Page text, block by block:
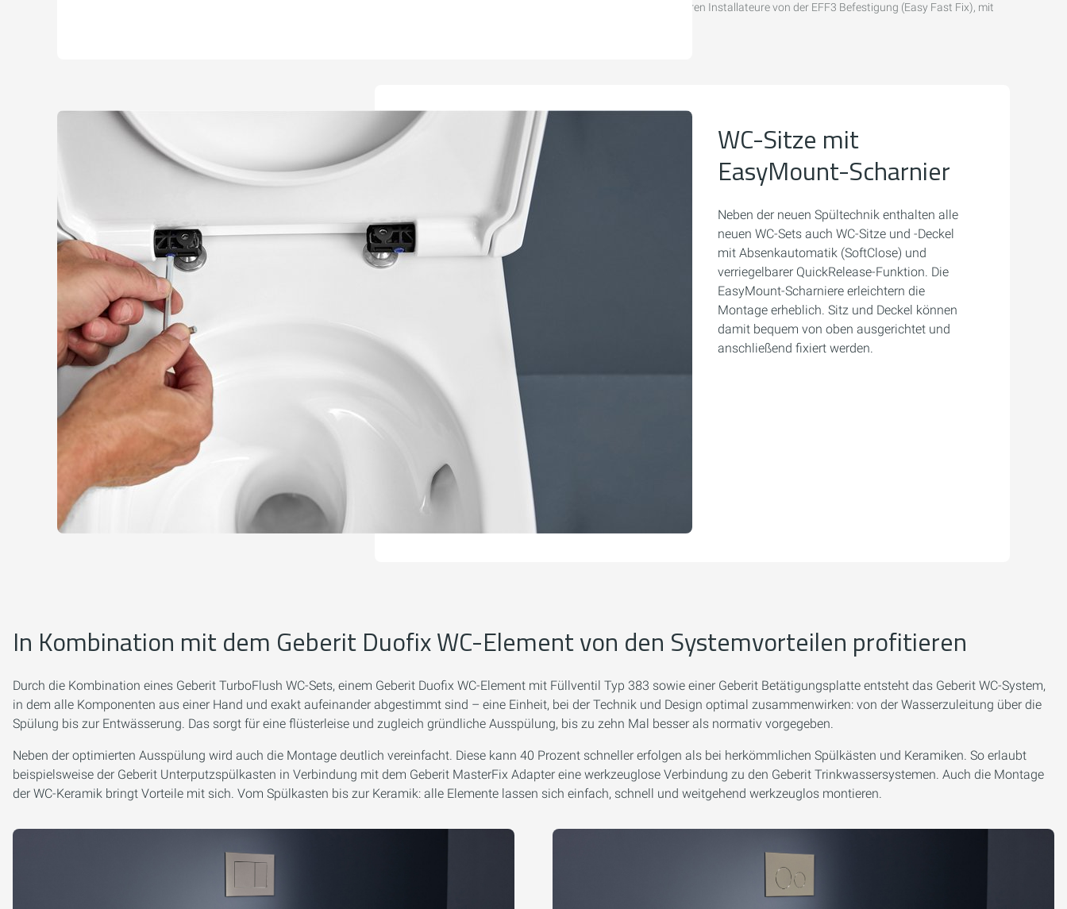
Bei der Montage seitlich geschlossener WC-Keramiken profitieren Installateure von der EFF3 Befestigung (Easy Fast Fix), mit
WC-Sitze mit
EasyMount-Scharnier
Neben der neuen Spültechnik enthalten alle
neuen WC-Sets auch WC-Sitze und -Deckel
mit Absenkautomatik (SoftClose) und
verriegelbarer QuickRelease-Funktion. Die
EasyMount-Scharniere erleichtern die
Montage erheblich. Sitz und Deckel können
damit bequem von oben ausgerichtet und
anschließend fixiert werden.
In Kombination mit dem Geberit Duofix WC-Element von den Systemvorteilen profitieren
Durch die Kombination eines Geberit TurboFlush WC-Sets, einem Geberit Duofix WC-Element mit Füllventil Typ 383 sowie einer Geberit Betätigungsplatte entsteht das Geberit WC-System,
in dem alle Komponenten aus einer Hand und exakt aufeinander abgestimmt sind – eine Einheit, bei der Technik und Design optimal zusammenwirken: von der Wasserzuleitung über die
Spülung bis zur Entwässerung. Das sorgt für eine flüsterleise und zugleich gründliche Ausspülung, bis zu zehn Mal besser als normativ vorgegeben.
Neben der optimierten Ausspülung wird auch die Montage deutlich vereinfacht. Diese kann 40 Prozent schneller erfolgen als bei herkömmlichen Spülkästen und Keramiken. So erlaubt
beispielsweise der Geberit Unterputzspülkasten in Verbindung mit dem Geberit MasterFix Adapter eine werkzeuglose Verbindung zu den Geberit Trinkwassersystemen. Auch die Montage
der WC-Keramik bringt Vorteile mit sich. Vom Spülkasten bis zur Keramik: alle Elemente lassen sich einfach, schnell und weitgehend werkzeuglos montieren.